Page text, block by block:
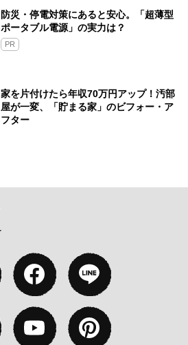
防災・停電対策にあると安心。「超薄型
ポータブル電源」の実力は？​
PR
家を片付けたら年収70万円アップ！汚部
屋が一変、「貯まる家」のビフォー・ア
フター